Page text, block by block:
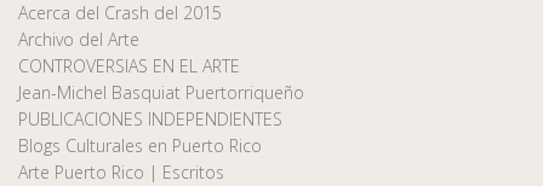
Acerca del Crash del 2015
Archivo del Arte
CONTROVERSIAS EN EL ARTE
Jean-Michel Basquiat Puertorriqueño
PUBLICACIONES INDEPENDIENTES
Blogs Culturales en Puerto Rico
Arte Puerto Rico | Escritos